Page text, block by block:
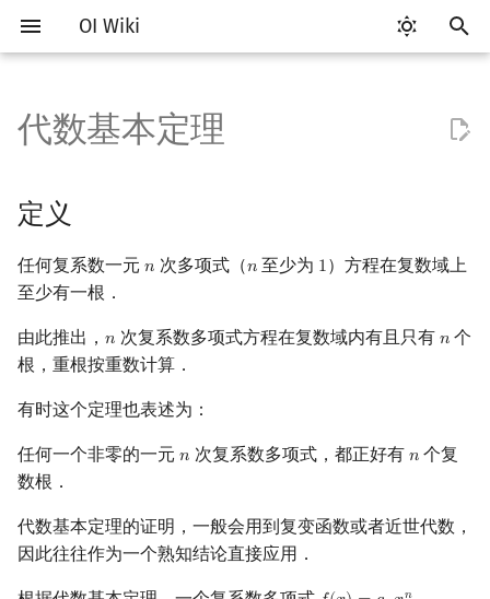
OI Wiki
入
以
始
搜
Getting Started
关于本项目
如何参与
OI Wiki 不是什么
格式手册
数学符号表
F.A.Q.
镜像站列表
比赛相关简介
赛事
题型
学习路线
学习资源
技巧
常见错误
出题
工具软件简介
代码编辑工具
VS Code
Kate
Dev-C++
评测工具 Cena
命令行
命令行编译与调试
编译器
WSL (Windows 10)
Special Judge
Generator
语言基础简介
C++ 基础
变量
函数
文件操作
C++ 标准库 STL 算法
C++ 进阶
值类别
新版 C++ 特性
Lambda 表达式
C++ 与其他常用语言的区别
Pascal 转 C++ 急救
Python 速成
Java 速成
算法基础简介
复杂度
枚举
模拟
递归 & 分治
贪心
排序
冒泡排序
快速排序
归并排序
前缀和 & 差分
搜索部分简介
DFS（搜索）
BFS（搜索）
双向搜索
启发式搜索
A*
迭代加深搜索
IDA*
动态规划部分简介
动态规划基础
记忆化搜索
背包 DP
区间 DP
DAG 上的 DP
树形 DP
状压 DP
斜率优化
状态设计优化
字符串部分简介
字符串基础
标准库
字符串匹配
字符串哈希
字典树 (Trie)
前缀函数与 KMP 算法
Boyer–Moore 算法
数字系统简介
进位制
平衡三进制
格雷码
数论基础
模算术简介
素数
最大公约数
欧拉函数
筛法
分解质因数
裴蜀定理 & 一次不定方程
定义
虚根成对定理
林士谔算法
简介
过程
实现
参考资料与注释
排列组合
抽屉原理
容斥原理
斐波那契数列
错位排列
卡特兰数
斯特林数
贝尔数
线性代数简介
向量
内积和外积
矩阵
初等变换
行列式
线性空间
线性基
线性规划基础
单纯形法
基本概念
群论
环论
域论
Schreier–Sims 算法
基本概念
条件概率与独立性
随机变量
随机变量的数字特征
概率不等式
博弈论简介
公平组合游戏
零和游戏
非公平组合游戏
插值
数值积分
高斯消元
牛顿迭代法
数据结构部分简介
栈
队列
链表
哈希表
并查集
堆
配对堆
块状数据结构
块状链表
李超线段树
Kinetic Tournament Tree
Splay 树
Size Balanced Tree
AVL 树
可持久化块状数组
线段树套平衡树
Euler Tour Tree
图论部分简介
图论相关概念
图的存储
DFS（图论）
BFS（图论）
树上问题
树的中心
树上启发式合并
虚树
有向无环图
拓扑排序
k 短路
最小直径生成树
割点和桥
最小割
二分图最大权匹配
计算几何部分简介
二维计算几何基础
三维计算几何基础
距离
Pick 定理
三角剖分
凸包
扫描线
杂项简介
离散化
双指针
离线算法
整体二分
分数规划
随机化
爬山算法
悬线法
有限状态自动机
RMQ
并查集应用
括号序列
线段树与离线询问
代数基本定理
定义
任何复系数一元 𝑛
n 次多项式（𝑛
n 至少为 1
1）方程在复数域上
至少有一根．
由此推出， 𝑛
n 次复系数多项式方程在复数域内有且只有 𝑛
n 个
根，重根按重数计算．
有时这个定理也表述为：
任何一个非零的一元 𝑛
n 次复系数多项式，都正好有 𝑛
n 个复
数根．
代数基本定理的证明，一般会用到复变函数或者近世代数，
因此往往作为一个熟知结论直接应用．